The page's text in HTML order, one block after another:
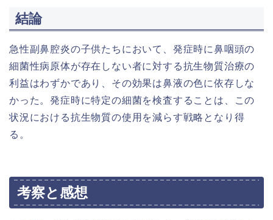
結論
急性副鼻腔炎の子供たちにおいて、発症時に鼻咽頭の
細菌性病原体が存在しない者に対する抗生物質治療の
利益はわずかであり、その効果は鼻液の色に依存しな
かった。発症時に特定の細菌を検査することは、この
状況における抗生物質の使用を減らす戦略となり得
る。
考察と感想